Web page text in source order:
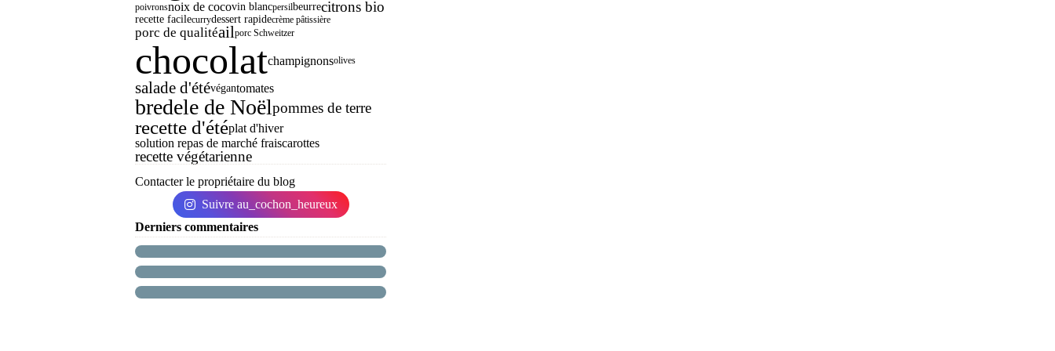
poivronsnoix de cocovin blancpersilbeurrecitrons bio
recette facilecurrydessert rapidecrème pâtissière
porc de qualitéailporc Schweitzer
chocolatchampignonsolives
salade d'étévégantomates
bredele de Noëlpommes de terre
recette d'étéplat d'hiver
solution repas de marché fraiscarottes
recette végétarienne
Contacter le propriétaire du blog
Suivre au_cochon_heureux
Derniers commentaires